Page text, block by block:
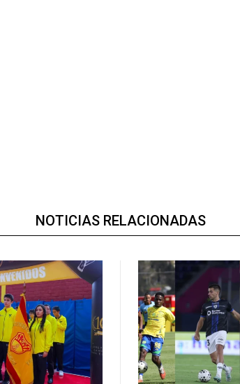
NOTICIAS RELACIONADAS